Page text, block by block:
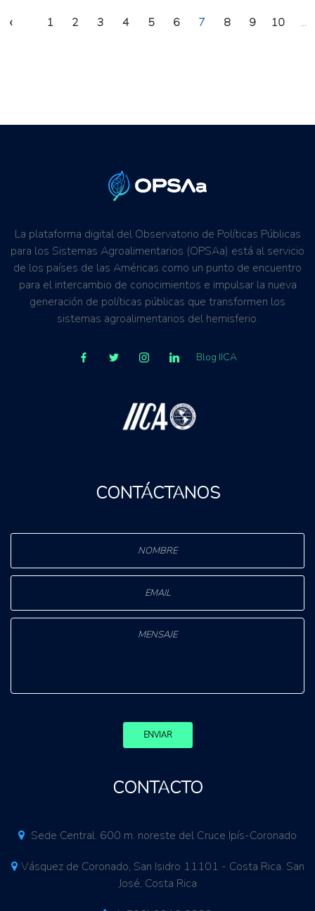
‹ 1 2 3 4 5 6 7 8 9 10 ...
La plataforma digital del Observatorio de Políticas Públicas
para los Sistemas Agroalimentarios (OPSAa) está al servicio
de los países de las Américas como un punto de encuentro
para el intercambio de conocimientos e impulsar la nueva
generación de políticas públicas que transformen los
sistemas agroalimentarios del hemisferio.
Blog IICA
CONTÁCTANOS
ENVIAR
CONTACTO
Sede Central. 600 m. noreste del Cruce Ipís-Coronado
Vásquez de Coronado, San Isidro 11101 - Costa Rica. San
José, Costa Rica